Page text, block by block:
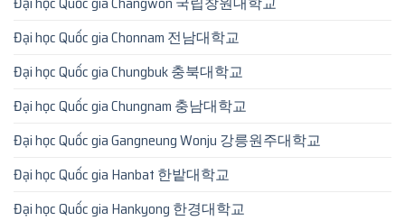
Đại học Quốc gia Chonnam 전남대학교
Đại học Quốc gia Chungbuk 충북대학교
Đại học Quốc gia Chungnam 충남대학교
Đại học Quốc gia Gangneung Wonju 강릉원주대학교
Đại học Quốc gia Hanbat 한밭대학교
Đại học Quốc gia Hankyong 한경대학교